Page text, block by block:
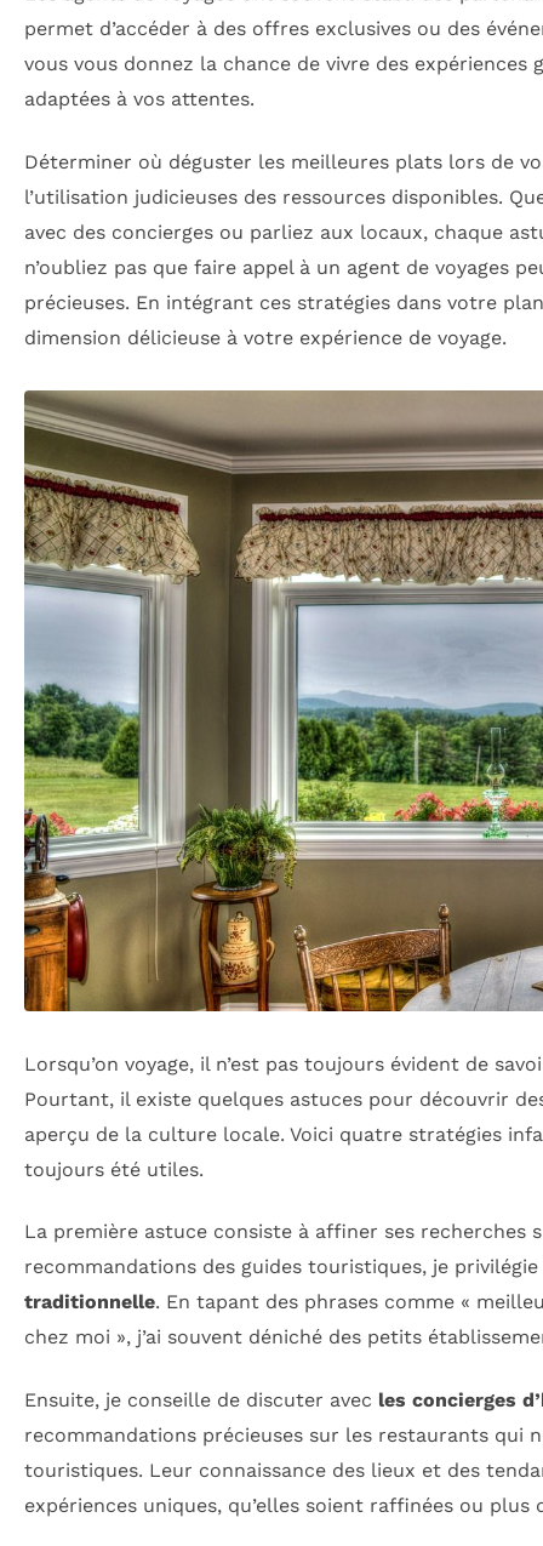
permet d’accéder à des offres exclusives ou des
vous vous donnez la chance de vivre des
adaptées à vos attentes.
Déterminer où déguster les meilleures plats lors de
l’utilisation judicieuses des ressources disponibles.
avec des concierges ou parliez aux locaux, chaque
n’oubliez pas que faire appel à un agent de voyages
précieuses. En intégrant ces stratégies dans votre
dimension délicieuse à votre expérience de voyage.
Lorsqu’on voyage, il n’est pas toujours évident de
Pourtant, il existe quelques astuces pour découvrir
aperçu de la culture locale. Voici quatre stratégies
toujours été utiles.
La première astuce consiste à affiner ses
recommandations des guides touristiques, je
traditionnelle. En tapant des phrases comme «
chez moi », j’ai souvent déniché des petits
Ensuite, je conseille de discuter avec les concierges
recommandations précieuses sur les restaurants qui
touristiques. Leur connaissance des lieux et des
expériences uniques, qu’elles soient raffinées ou plus